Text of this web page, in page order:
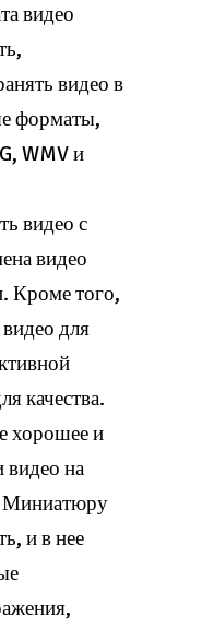
видео
видео в
форматы,
WMV и
видео с
видео
Кроме того,
для
качества.
хорошее и
видео на
Миниатюру
и в нее